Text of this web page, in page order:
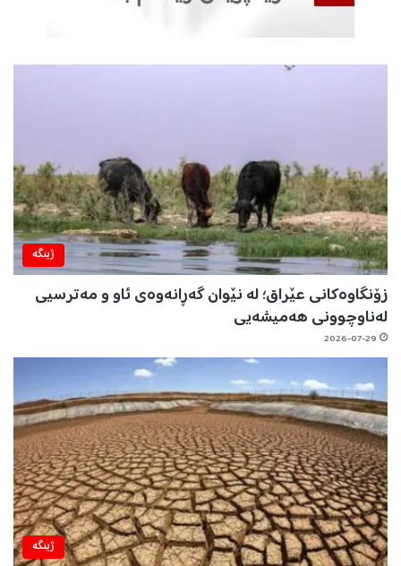
ژینگه‌
زۆنگاوەکانی عێراق؛ لە نێوان گەڕانەوەی ئاو و مەترسیی
لەناوچوونی هەمیشەیی
2026-07-29
ژینگه‌